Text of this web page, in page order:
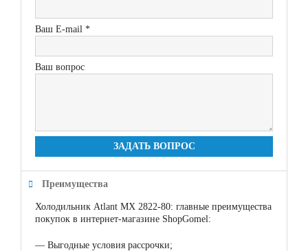
Ваш E-mail *
Ваш вопрос
ЗАДАТЬ ВОПРОС
Преимущества
Холодильник Atlant МХ 2822-80: главные преимущества
покупок в интернет-магазине ShopGomel:
— Выгодные условия рассрочки;